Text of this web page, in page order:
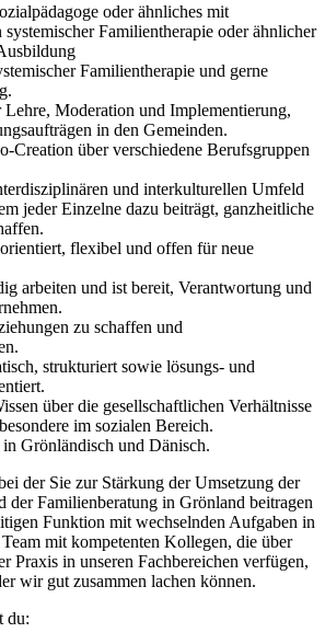
oder ähnliches mit
Familientherapie oder ähnlicher
Familientherapie und gerne
Moderation und Implementierung,
in den Gemeinden.
Creation über verschiedene Berufsgruppen
und interkulturellen Umfeld
jeder Einzelne dazu beiträgt, ganzheitliche
flexibel und offen für neue
arbeiten und ist bereit, Verantwortung und
zu schaffen und
strukturiert sowie lösungs- und
über die gesellschaftlichen Verhältnisse
im sozialen Bereich.
Grönländisch und Dänisch.
der Sie zur Stärkung der Umsetzung der
der Familienberatung in Grönland beitragen
Funktion mit wechselnden Aufgaben in
mit kompetenten Kollegen, die über
Praxis in unseren Fachbereichen verfügen,
wir gut zusammen lachen können.
du: